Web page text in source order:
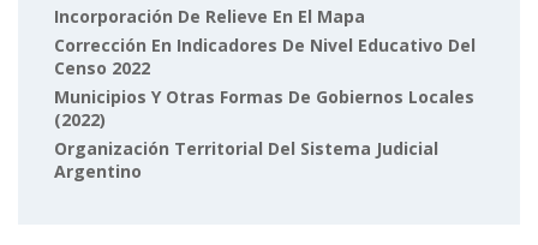
Incorporación De Relieve En El Mapa
Corrección En Indicadores De Nivel Educativo Del
Censo 2022
Municipios Y Otras Formas De Gobiernos Locales
(2022)
Organización Territorial Del Sistema Judicial
Argentino